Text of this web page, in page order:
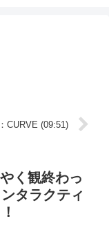
CURVE (09:51)
く観終わっ
タラクティ